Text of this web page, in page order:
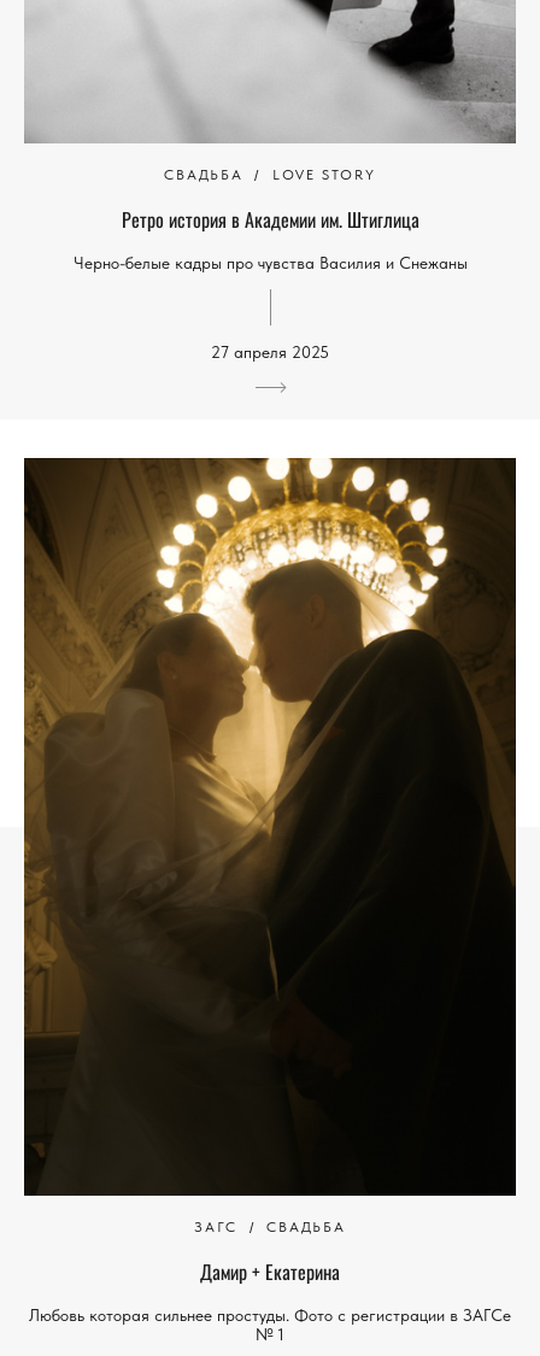
СВАДЬБА LOVE STORY
Ретро история в Академии им. Штиглица
Черно-белые кадры про чувства Василия и Снежаны
27 апреля 2025
ЗАГС СВАДЬБА
Дамир + Екатерина
Любовь которая сильнее простуды. Фото с регистрации в ЗАГСе
№ 1